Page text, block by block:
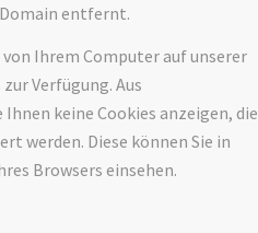
entfernt.
Ihrem Computer auf unserer
Verfügung. Aus
keine Cookies anzeigen, die
werden. Diese können Sie in
Browsers einsehen.